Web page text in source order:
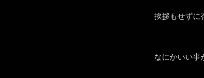
挨拶もせずに
なにかいい事